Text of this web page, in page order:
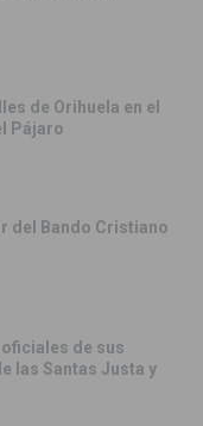
de Orihuela en el
Pájaro
del Bando Cristiano
de sus
las Santas Justa y